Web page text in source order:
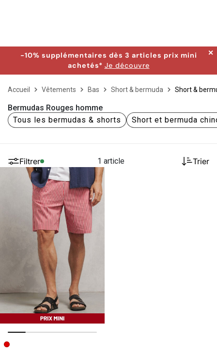
-10% supplémentaires dès 3 articles prix mini
achetés* Je découvre
✕
Accueil Vêtements Bas Short & bermuda Short &
Bermudas Rouges homme
Tous les bermudas & shorts
Short et bermuda
Filtrer 1 article Trier
Image précédente
Image suivante